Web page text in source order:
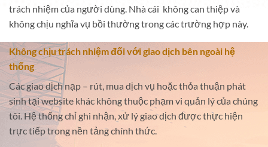
trách nhiệm của người dùng. Nhà cái không can thiệp và
không chịu nghĩa vụ bồi thường trong các trường hợp này.
Không chịu trách nhiệm đối với giao dịch bên ngoài hệ
thống
Các giao dịch nạp – rút, mua dịch vụ hoặc thỏa thuận phát
sinh tại website khác không thuộc phạm vi quản lý của chúng
tôi. Hệ thống chỉ ghi nhận, xử lý giao dịch được thực hiện
trực tiếp trong nền tảng chính thức.